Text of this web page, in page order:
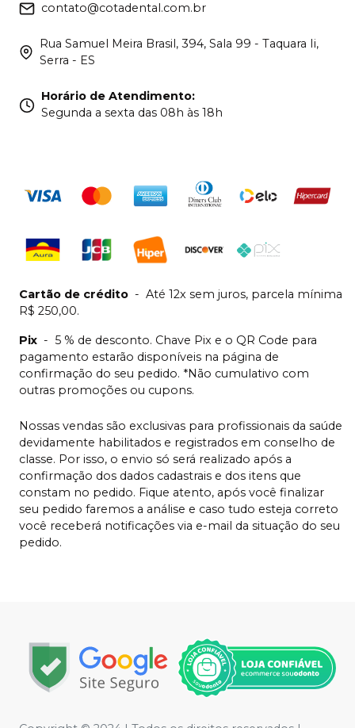
contato@cotadental.com.br
Rua Samuel Meira Brasil, 394, Sala 99 - Taquara Ii,
Serra - ES
Horário de Atendimento:
Segunda a sexta das 08h às 18h
Cartão de crédito - Até 12x sem juros, parcela mínima
R$ 250,00.
Pix - 5 % de desconto. Chave Pix e o QR Code para
pagamento estarão disponíveis na página de
confirmação do seu pedido. *Não cumulativo com
outras promoções ou cupons.
Nossas vendas são exclusivas para profissionais da saúde
devidamente habilitados e registrados em conselho de
classe. Por isso, o envio só será realizado após a
confirmação dos dados cadastrais e dos itens que
constam no pedido. Fique atento, após você finalizar
seu pedido faremos a análise e caso tudo esteja correto
você receberá notificações via e-mail da situação do seu
pedido.